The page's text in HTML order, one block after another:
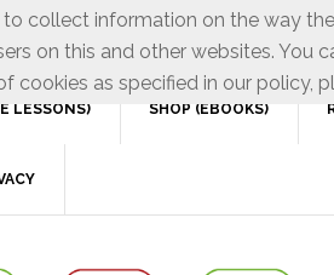
LESSONS) SHOP (EBOOKS)
collect information on the way
on this and other websites. You
as specified in our policy,